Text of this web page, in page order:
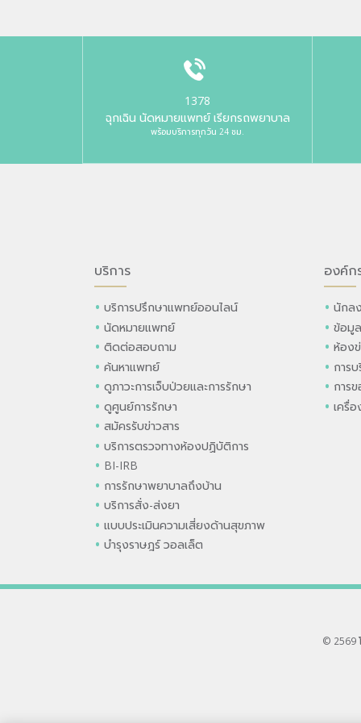
1378
ฉุกเฉิน นัดหมายแพทย์ เรียกรถพยาบาล
พร้อมบริการทุกวัน 24 ชม.
บริการ
บริการปรึกษาแพทย์ออนไลน์
นัดหมายแพทย์
ติดต่อสอบถาม
ค้นหาแพทย์
ดูภาวะการเจ็บป่วยและการรักษา
ดูศูนย์การรักษา
สมัครรับข่าวสาร
บริการตรวจทางห้องปฏิบัติการ
BI-IRB
การรักษาพยาบาลถึงบ้าน
บริการสั่ง-ส่งยา
แบบประเมินความเสี่ยงด้านสุขภาพ
บำรุงราษฎร์ วอลเล็ต
องค์ก
นักล
ข้อมู
ห้อง
การ
การ
เครื่
© 2569